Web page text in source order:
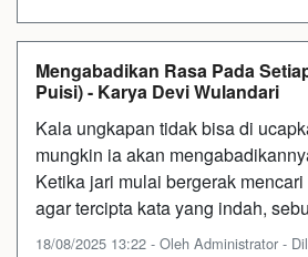
Mengabadikan Rasa Pada
Puisi) - Karya Devi Wulandari
Kala ungkapan tidak bisa di
mungkin ia akan
Ketika jari mulai bergerak
agar tercipta kata yang indah, sebu
18/08/2025 13:22 - Oleh Administrator -